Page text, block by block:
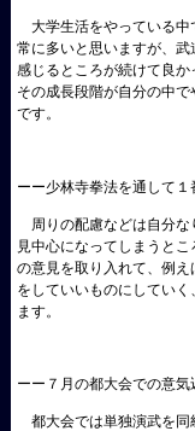
大学生活をやっている中
常に多いと思いますが、
感じるところが続けて良か
その成長段階が自分の中
です。
ーー少林寺拳法を通して
周りの配慮などは自分な
見中心になってしまうと
の意見を取り入れて、例
をしていいものにしてい
ます。
ーー７月の都大会での意
都大会では単独演武を同